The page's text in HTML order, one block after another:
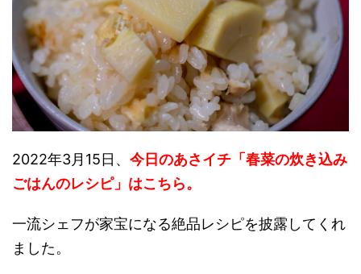
2022年3月15日、 今日のあさイチ「春菜の炊き込み
ごはんのレシピ」はこちら。
一流シェフが家宝になる絶品レシピを披露してくれ
ました。